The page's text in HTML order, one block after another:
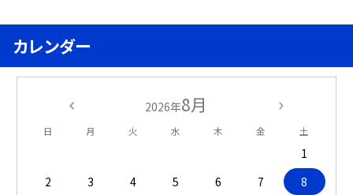
カレンダー
2026年8月
日 月 火 水 木 金 土
1
2
3 4 5 6 7
8